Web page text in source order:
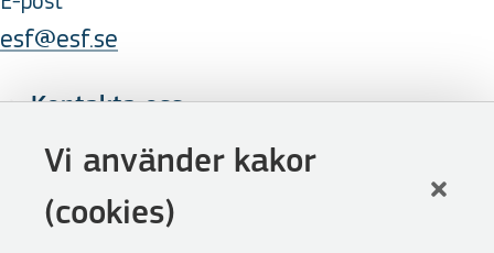
Vi använder kakor
(cookies)
esf@esf.se
Kontakta oss
Följ oss
LinkedIn